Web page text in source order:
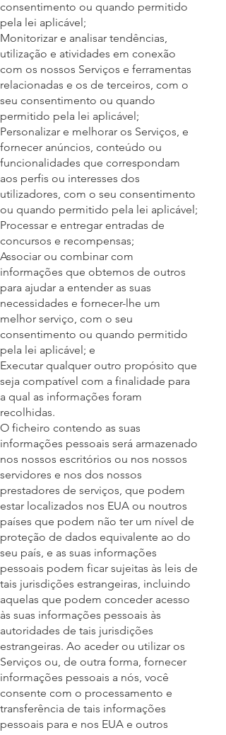
consentimento ou quando permitido
pela lei aplicável;
Monitorizar e analisar tendências,
utilização e atividades em conexão
com os nossos Serviços e ferramentas
relacionadas e os de terceiros, com o
seu consentimento ou quando
permitido pela lei aplicável;
Personalizar e melhorar os Serviços, e
fornecer anúncios, conteúdo ou
funcionalidades que correspondam
aos perfis ou interesses dos
utilizadores, com o seu consentimento
ou quando permitido pela lei aplicável;
Processar e entregar entradas de
concursos e recompensas;
Associar ou combinar com
informações que obtemos de outros
para ajudar a entender as suas
necessidades e fornecer-lhe um
melhor serviço, com o seu
consentimento ou quando permitido
pela lei aplicável; e
Executar qualquer outro propósito que
seja compatível com a finalidade para
a qual as informações foram
recolhidas.
O ficheiro contendo as suas
informações pessoais será armazenado
nos nossos escritórios ou nos nossos
servidores e nos dos nossos
prestadores de serviços, que podem
estar localizados nos EUA ou noutros
países que podem não ter um nível de
proteção de dados equivalente ao do
seu país, e as suas informações
pessoais podem ficar sujeitas às leis de
tais jurisdições estrangeiras, incluindo
aquelas que podem conceder acesso
às suas informações pessoais às
autoridades de tais jurisdições
estrangeiras. Ao aceder ou utilizar os
Serviços ou, de outra forma, fornecer
informações pessoais a nós, você
consente com o processamento e
transferência de tais informações
pessoais para e nos EUA e outros